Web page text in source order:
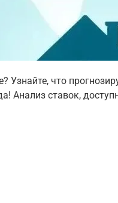
Узнайте, что
Анализ ставок,